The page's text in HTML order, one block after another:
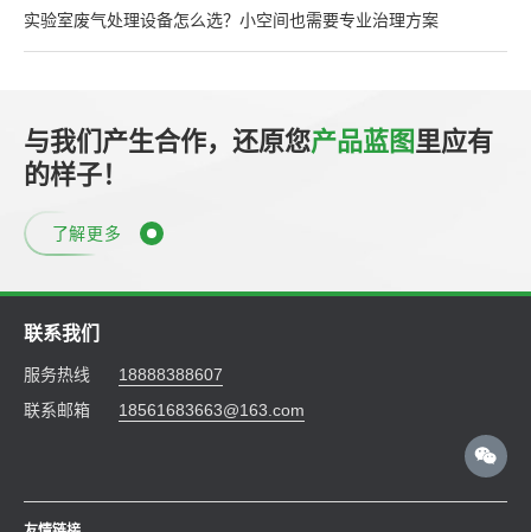
实验室废气处理设备怎么选？小空间也需要专业治理方案
与我们产生合作，还原您产品蓝图里应有
的样子！
了解更多
联系我们
服务热线
18888388607
联系邮箱
18561683663@163.com